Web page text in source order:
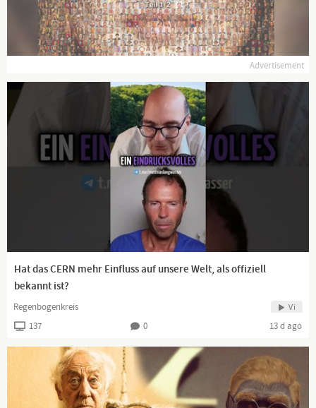
Advertisement
Hat das CERN mehr Einfluss auf unsere Welt, als offiziell
bekannt ist?
Regenbogenkreis Vi
137 0 13 d ago